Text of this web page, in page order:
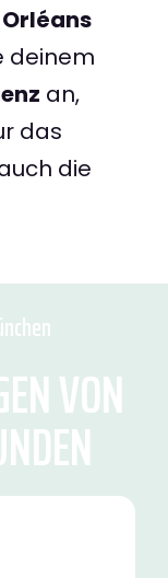
deinem
an,
das
die
VON